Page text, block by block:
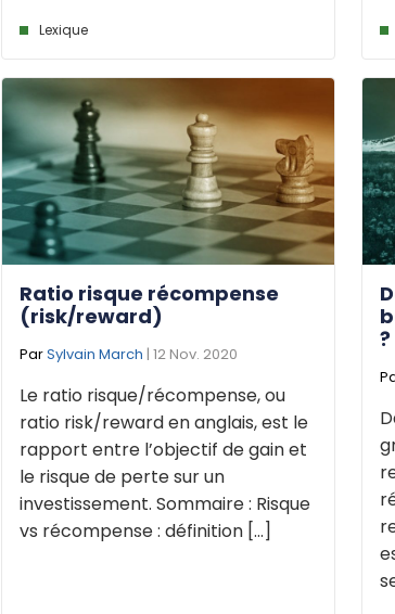
Lexique
Ratio risque récompense
(risk/reward)
ParSylvain March | 12 Nov. 2020
Le ratio risque/récompense, ou
ratio risk/reward en anglais, est le
rapport entre l’objectif de gain et
le risque de perte sur un
investissement. Sommaire : Risque
vs récompense : définition [...]
?